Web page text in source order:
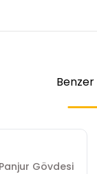
Benzer
Gövdesi